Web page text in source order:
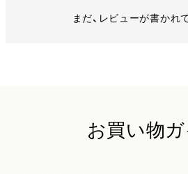
まだ、レビューが書かれ
お買い物